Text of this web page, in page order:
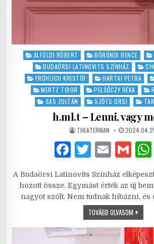
Posted
ALFÖLDI RÓBERT BÖRÖNDI BENCE
BUDAÖRSI LATINOVITS SZÍNHÁZ
FRÖHLICH KRISTÓF
HARTAI PETRA
MERTZ TIBOR
PELSŐCZY RÉKA
SAS ZOLTÁN
SZŐTS ORSI
h.ml.t – Lenni, vagy
AUTHOR:
THEATERMAN PUBLISHED
DATE:
F
c
e
o
T
it
te
r
E
ai
l
G
ai
l
A Budaörsi Latinovits Színház
hozott össze. Egymást érték az új
nagyot szólt. Nem tudnak hibázni,
TOVÁBB OLVASOMH.ML.T
–
LENNI,
VAGY
MENNI